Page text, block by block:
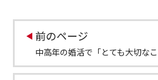
前のページ
中高年の婚活で「とても大切な